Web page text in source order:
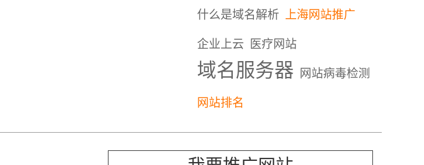
什么是域名解析 上海网站推广
企业上云 医疗网站
域名服务器 网站病毒检测
网站排名